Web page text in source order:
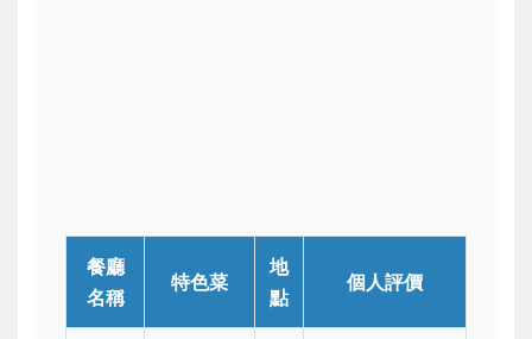
餐廳
名稱
特色菜
地
點
個人評價